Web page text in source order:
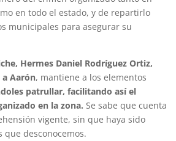
en todo el estado, y de repartirlo
municipales para asegurar su
Hermes Daniel Rodríguez Ortiz,
Aarón, mantiene a los elementos
patrullar, facilitando así el
en la zona. Se sabe que cuenta
vigente, sin que haya sido
que desconocemos.